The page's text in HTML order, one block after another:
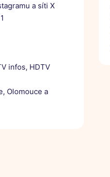
a síti X
infos, HDTV
Olomouce a